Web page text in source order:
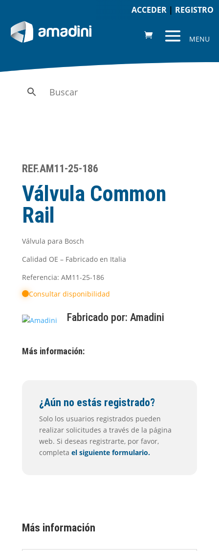
ACCEDER| REGISTRO
REF.AM11-25-186
Válvula Common
Rail
Válvula para Bosch
Calidad OE – Fabricado en Italia
Referencia: AM11-25-186
Consultar disponibilidad
Fabricado por: Amadini
Más información:
¿Aún no estás registrado?
Solo los usuarios registrados pueden
realizar solicitudes a través de la página
web. Si deseas registrarte, por favor,
completa el siguiente formulario.
Más información